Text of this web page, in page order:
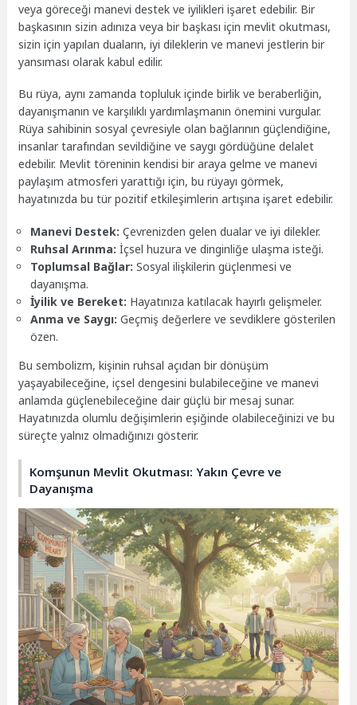
veya göreceği manevi destek ve iyilikleri işaret edebilir. Bir
başkasının sizin adınıza veya bir başkası için mevlit okutması,
sizin için yapılan duaların, iyi dileklerin ve manevi jestlerin bir
yansıması olarak kabul edilir.
Bu rüya, aynı zamanda topluluk içinde birlik ve beraberliğin,
dayanışmanın ve karşılıklı yardımlaşmanın önemini vurgular.
Rüya sahibinin sosyal çevresiyle olan bağlarının güçlendiğine,
insanlar tarafından sevildiğine ve saygı gördüğüne delalet
edebilir. Mevlit töreninin kendisi bir araya gelme ve manevi
paylaşım atmosferi yarattığı için, bu rüyayı görmek,
hayatınızda bu tür pozitif etkileşimlerin artışına işaret edebilir.
Manevi Destek: Çevrenizden gelen dualar ve iyi dilekler.
Ruhsal Arınma: İçsel huzura ve dinginliğe ulaşma isteği.
Toplumsal Bağlar: Sosyal ilişkilerin güçlenmesi ve
dayanışma.
İyilik ve Bereket: Hayatınıza katılacak hayırlı gelişmeler.
Anma ve Saygı: Geçmiş değerlere ve sevdiklere gösterilen
özen.
Bu sembolizm, kişinin ruhsal açıdan bir dönüşüm
yaşayabileceğine, içsel dengesini bulabileceğine ve manevi
anlamda güçlenebileceğine dair güçlü bir mesaj sunar.
Hayatınızda olumlu değişimlerin eşiğinde olabileceğinizi ve bu
süreçte yalnız olmadığınızı gösterir.
Komşunun Mevlit Okutması: Yakın Çevre ve
Dayanışma